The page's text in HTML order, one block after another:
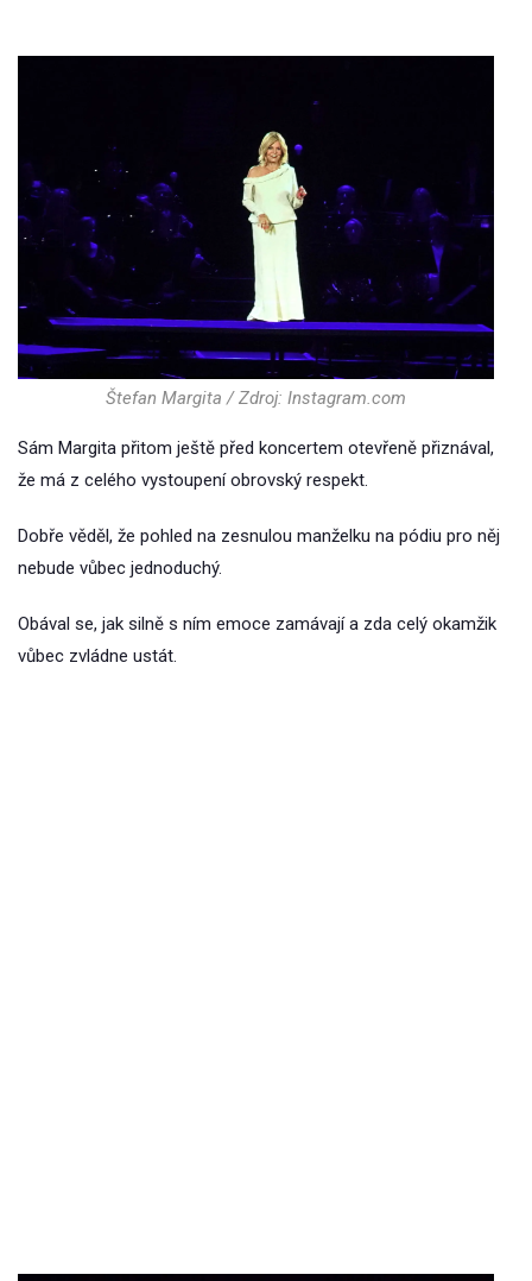
Štefan Margita / Zdroj: Instagram.com
Sám Margita přitom ještě před koncertem otevřeně přiznával,
že má z celého vystoupení obrovský respekt.
Dobře věděl, že pohled na zesnulou manželku na pódiu pro něj
nebude vůbec jednoduchý.
Obával se, jak silně s ním emoce zamávají a zda celý okamžik
vůbec zvládne ustát.